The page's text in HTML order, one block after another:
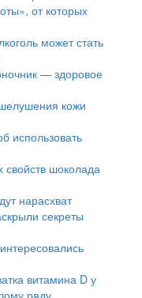
от которых
может стать
— здоровое
кожи
использовать
свойств шоколада
нарасхват
секреты
витамина D у
ряду